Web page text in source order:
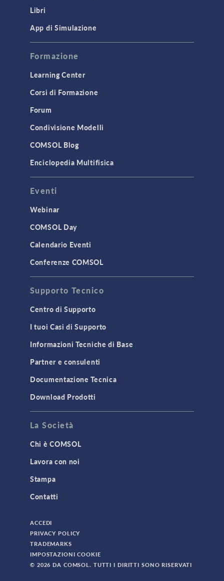
Libri
App di Simulazione
Formazione
Learning Center
Corsi di Formazione
Forum
Condivisione Modelli
COMSOL Blog
Enciclopedia Multifisica
Eventi
Webinar
COMSOL Day
Calendario Eventi
Conferenze COMSOL
Supporto Tecnico
Centro di Supporto
I tuoi Casi di Supporto
Informazioni Tecniche di Base
Partner e consulenti
Documentazione Tecnica
Download Prodotti
La Società
Chi è COMSOL
Lavora con noi
Stampa
Contatti
ACCEDI
PRIVACY POLICY
TRADEMARKS
IMPOSTAZIONI COOKIE
© 2026 DA COMSOL. TUTTI I DIRITTI SONO RISERVATI